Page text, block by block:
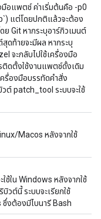
มือแพตช์ ค่าเริ่มต้นคือ -p0
แต่โดยปกติแล้วจะต้อง
ย Git หากระบุอาร์กิวเมนต์
ดท้ายจะมีผล หากระบุ
จะกลับไปใช้เครื่องมือ
ดตั้งใช้งานแพตช์ดั้งเดิม
รื่องมือบรรทัดคำสั่ง
ต์ patch_tool ระบบจะใช้
Macos หลังจากใช้
ช้ใน Windows หลังจากใช้
วต์นี้ ระบบจะเรียกใช้
งต้องมีไบนารี Bash